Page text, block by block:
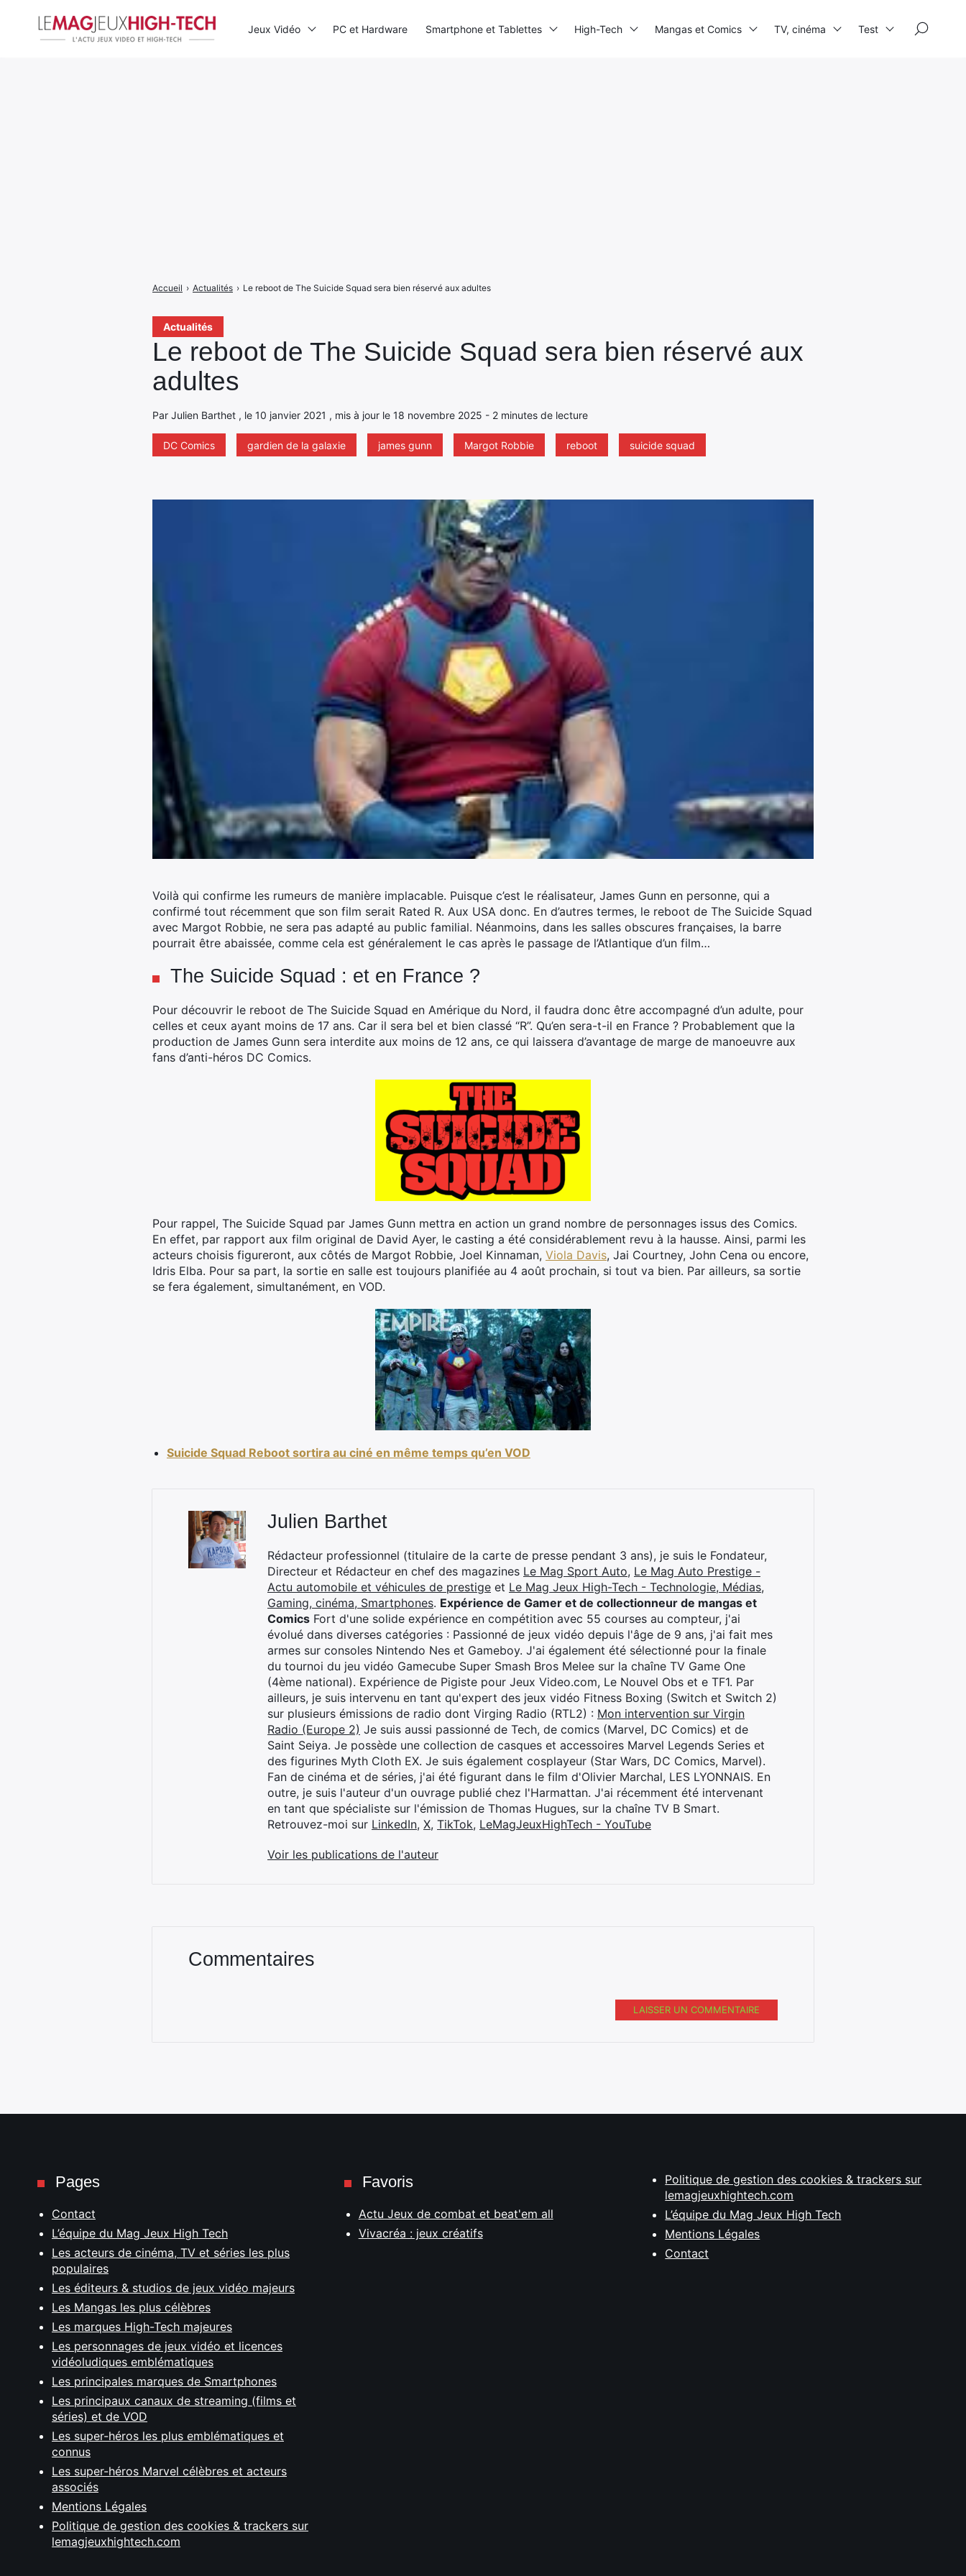
Actualités
Le reboot de The Suicide Squad sera bien réservé aux
adultes
Par Julien Barthet , le 10 janvier 2021 , mis à jour le 18 novembre 2025 - 2 minutes de lecture
DC Comics gardien de la galaxie james gunn Margot Robbie reboot suicide squad
Accueil › Actualités › Le reboot de The Suicide Squad sera bien réservé aux adultes
Voilà qui confirme les rumeurs de manière implacable. Puisque c’est le réalisateur, James Gunn en personne, qui a
confirmé tout récemment que son film serait Rated R. Aux USA donc. En d’autres termes, le reboot de The Suicide Squad
avec Margot Robbie, ne sera pas adapté au public familial. Néanmoins, dans les salles obscures françaises, la barre
pourrait être abaissée, comme cela est généralement le cas après le passage de l’Atlantique d’un film…
The Suicide Squad : et en France ?
Pour découvrir le reboot de The Suicide Squad en Amérique du Nord, il faudra donc être accompagné d’un adulte, pour
celles et ceux ayant moins de 17 ans. Car il sera bel et bien classé “R”. Qu’en sera-t-il en France ? Probablement que la
production de James Gunn sera interdite aux moins de 12 ans, ce qui laissera d’avantage de marge de manoeuvre aux
fans d’anti-héros DC Comics.
Pour rappel, The Suicide Squad par James Gunn mettra en action un grand nombre de personnages issus des Comics.
En effet, par rapport aux film original de David Ayer, le casting a été considérablement revu à la hausse. Ainsi, parmi les
acteurs choisis figureront, aux côtés de Margot Robbie, Joel Kinnaman, Viola Davis, Jai Courtney, John Cena ou encore,
Idris Elba. Pour sa part, la sortie en salle est toujours planifiée au 4 août prochain, si tout va bien. Par ailleurs, sa sortie
se fera également, simultanément, en VOD.
Suicide Squad Reboot sortira au ciné en même temps qu’en VOD
Julien Barthet
Rédacteur professionnel (titulaire de la carte de presse pendant 3 ans), je suis le Fondateur,
Directeur et Rédacteur en chef des magazines Le Mag Sport Auto, Le Mag Auto Prestige -
Actu automobile et véhicules de prestige et Le Mag Jeux High-Tech - Technologie, Médias,
Gaming, cinéma, Smartphones. Expérience de Gamer et de collectionneur de mangas et
Comics Fort d'une solide expérience en compétition avec 55 courses au compteur, j'ai
évolué dans diverses catégories : Passionné de jeux vidéo depuis l'âge de 9 ans, j'ai fait mes
armes sur consoles Nintendo Nes et Gameboy. J'ai également été sélectionné pour la finale
du tournoi du jeu vidéo Gamecube Super Smash Bros Melee sur la chaîne TV Game One
(4ème national). Expérience de Pigiste pour Jeux Video.com, Le Nouvel Obs et e TF1. Par
ailleurs, je suis intervenu en tant qu'expert des jeux vidéo Fitness Boxing (Switch et Switch 2)
sur plusieurs émissions de radio dont Virging Radio (RTL2) : Mon intervention sur Virgin
Radio (Europe 2) Je suis aussi passionné de Tech, de comics (Marvel, DC Comics) et de
Saint Seiya. Je possède une collection de casques et accessoires Marvel Legends Series et
des figurines Myth Cloth EX. Je suis également cosplayeur (Star Wars, DC Comics, Marvel).
Fan de cinéma et de séries, j'ai été figurant dans le film d'Olivier Marchal, LES LYONNAIS. En
outre, je suis l'auteur d'un ouvrage publié chez l'Harmattan. J'ai récemment été intervenant
en tant que spécialiste sur l'émission de Thomas Hugues, sur la chaîne TV B Smart.
Retrouvez-moi sur LinkedIn, X, TikTok, LeMagJeuxHighTech - YouTube
Voir les publications de l'auteur
Commentaires
LAISSER UN COMMENTAIRE
Jeux Vidéo PC et Hardware Smartphone et Tablettes High-Tech Mangas et Comics TV, cinéma Test
Pages
Contact
L’équipe du Mag Jeux High Tech
Les acteurs de cinéma, TV et séries les plus
populaires
Les éditeurs & studios de jeux vidéo majeurs
Les Mangas les plus célèbres
Les marques High-Tech majeures
Les personnages de jeux vidéo et licences
vidéoludiques emblématiques
Les principales marques de Smartphones
Les principaux canaux de streaming (films et
séries) et de VOD
Les super-héros les plus emblématiques et
connus
Les super-héros Marvel célèbres et acteurs
associés
Mentions Légales
Politique de gestion des cookies & trackers sur
lemagjeuxhightech.com
Favoris
Actu Jeux de combat et beat'em all
Vivacréa : jeux créatifs
Politique de gestion des cookies & trackers sur
lemagjeuxhightech.com
L’équipe du Mag Jeux High Tech
Mentions Légales
Contact